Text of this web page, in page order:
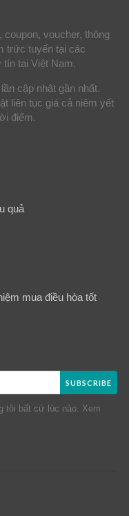
voucher, thông
trức tuyến tại các
tại Việt Nam.
cập nhật gần nhất.
liên tục giá cả niêm yết
điểm.
quả
mua điều hòa tốt
SUBSCRIBE
tôi bất cứ lúc nào. Xem